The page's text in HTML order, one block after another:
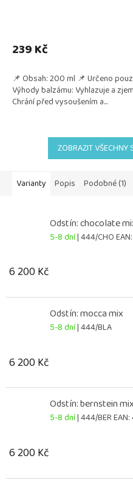
239 Kč
📌 Obsah: 200 ml 📌 Určeno
Výhody balzámu: Vyhlazuje a
Chrání před vysoušením a...
ZOBRAZIT VŠECHNY
Varianty Popis Podobné (1)
Odstín: chocolate
5-8 dní| 444/CHOEAN:
6 200 Kč
Odstín: mocca mix
5-8 dní| 444/BLA
6 200 Kč
Odstín: bernstein mix
5-8 dní| 444/BEREAN:
6 200 Kč